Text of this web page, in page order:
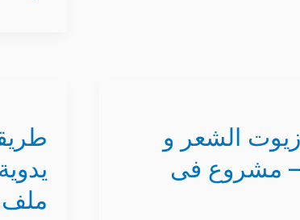
الشعر و
– مشروع فى
بالصور
أساور